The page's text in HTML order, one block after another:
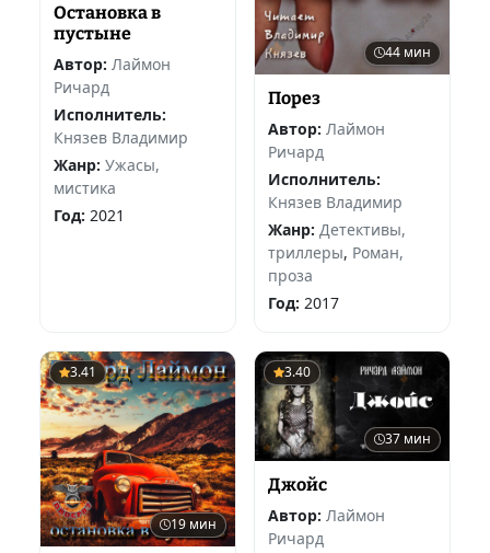
Остановка в
пустыне
Автор: Лаймон
Ричард
Исполнитель:
Князев Владимир
Жанр: Ужасы,
мистика
Год: 2021
44 мин
Порез
Автор: Лаймон
Ричард
Исполнитель:
Князев Владимир
Жанр: Детективы,
триллеры, Роман,
проза
Год: 2017
3.41
19 мин
3.40
37 мин
Джойс
Автор: Лаймон
Ричард